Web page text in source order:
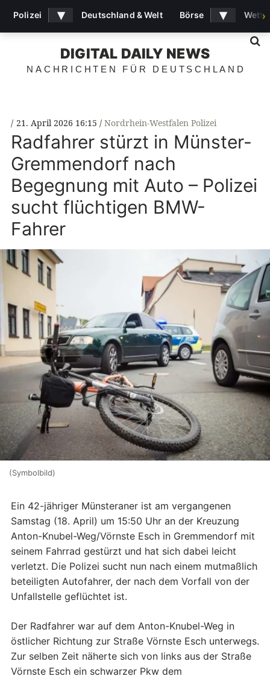
DIGITAL DAILY NEWS
NACHRICHTEN FÜR DEUTSCHLAND
21. April 2026 16:15 Nordrhein-Westfalen Polizei
Radfahrer stürzt in Münster-
Gremmendorf nach
Begegnung mit Auto – Polizei
sucht flüchtigen BMW-
Fahrer
(Symbolbild)
Ein 42-jähriger Münsteraner ist am vergangenen
Samstag (18. April) um 15:50 Uhr an der Kreuzung
Anton-Knubel-Weg/Vörnste Esch in Gremmendorf mit
seinem Fahrrad gestürzt und hat sich dabei leicht
verletzt. Die Polizei sucht nun nach einem mutmaßlich
beteiligten Autofahrer, der nach dem Vorfall von der
Unfallstelle geflüchtet ist.
Der Radfahrer war auf dem Anton-Knubel-Weg in
östlicher Richtung zur Straße Vörnste Esch unterwegs.
Zur selben Zeit näherte sich von links aus der Straße
Vörnste Esch ein schwarzer Pkw dem
Polizei ▾ Deutschland & Welt Börse ▾ ›